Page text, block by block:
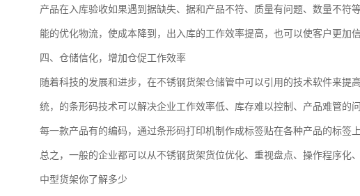
产品在入库验收如果遇到据缺失、据和产品不符、质量有问题、数量不符
能的优化物流，使成本降到，出入库的工作效率提高，也可以使客户更加
四、仓储信化，增加仓促工作效率
随着科技的发展和进步，在不锈钢货架仓储管中可以引用的技术软件来提
统，的条形码技术可以解决企业工作效率低、库存难以控制、产品难管的
每一款产品有的编码，通过条形码打印机制作成标签贴在各种产品的标签
总之，一般的企业都可以从不锈钢货架货位优化、重视盘点、操作程序化
中型货架你了解多少